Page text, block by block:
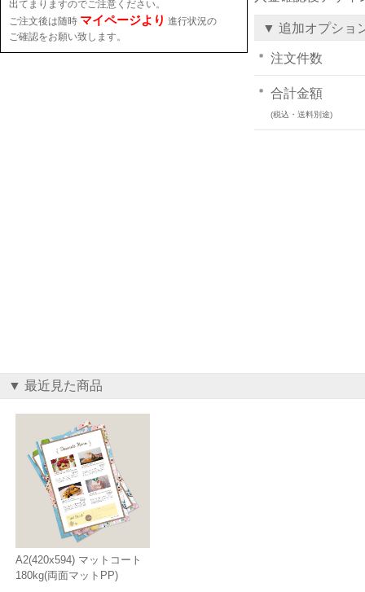
出てまりますのでご注意ください。
ご注文後は随時 マイページより 進行状況の
ご確認をお願い致します。
▼ 追加オプショ
注文件数
合計金額
(税込・送料別途)
▼ 最近見た商品
A2(420x594) マットコート
180kg(両面マットPP)